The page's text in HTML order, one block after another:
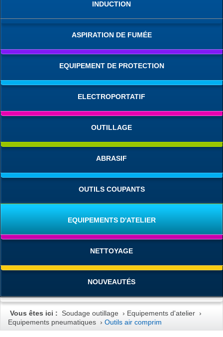
INDUCTION
ASPIRATION DE FUMÉE
EQUIPEMENT DE PROTECTION
ELECTROPORTATIF
OUTILLAGE
ABRASIF
OUTILS COUPANTS
EQUIPEMENTS D'ATELIER
NETTOYAGE
NOUVEAUTÉS
Vous êtes ici : Soudage outillage › Equipements d'atelier ›
Equipements pneumatiques › Outils air comprim